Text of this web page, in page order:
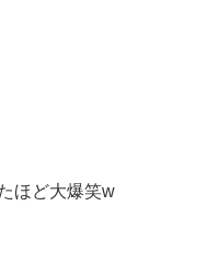
ほど大爆笑w